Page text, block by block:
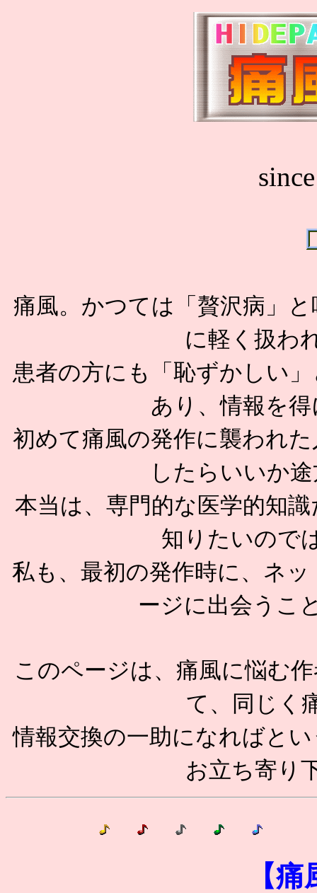
痛風。かつては「贅沢病」
に軽く扱わ
患者の方にも「恥ずかしい
あり、情報を
初めて痛風の発作に襲われ
したらいいか
本当は、専門的な医学的知
知りたいので
私も、最初の発作時に、ネ
ージに出会うこ
このページは、痛風に悩む
て、同じく
情報交換の一助になればと
お立ち寄り
【